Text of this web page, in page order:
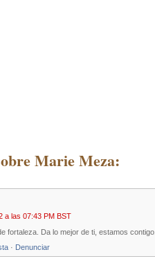
Marie Meza:
a las 07:43 PM BST
fortaleza. Da lo mejor de ti, estamos contigo.
· Denunciar